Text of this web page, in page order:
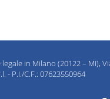
in Milano (20122 – MI),
- P.I./C.F.: 07623550964